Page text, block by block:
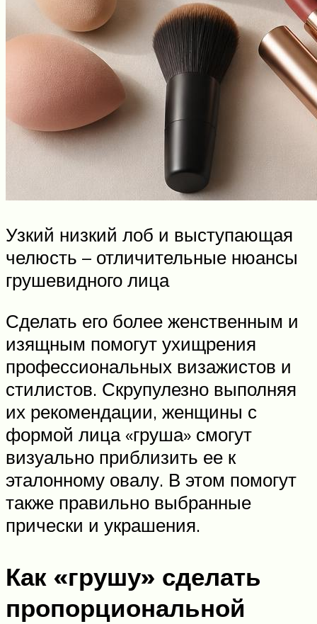
Узкий низкий лоб и выступающая
челюсть – отличительные нюансы
грушевидного лица
Сделать его более женственным и
изящным помогут ухищрения
профессиональных визажистов и
стилистов. Скрупулезно выполняя
их рекомендации, женщины с
формой лица «груша» смогут
визуально приблизить ее к
эталонному овалу. В этом помогут
также правильно выбранные
прически и украшения.
Как «грушу» сделать
пропорциональной